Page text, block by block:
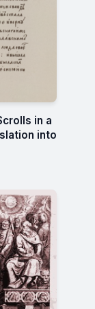
in a
into